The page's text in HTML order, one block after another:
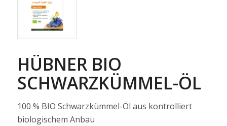
HÜBNER BIO
SCHWARZKÜMMEL-ÖL
100 % BIO Schwarzkümmel-Öl aus kontrolliert
biologischem Anbau